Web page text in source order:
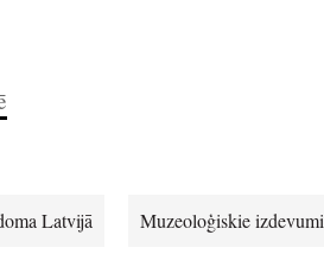
Latvijā Muzeoloģiskie izdevumi